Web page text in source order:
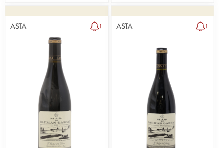
ASTA 1 ASTA 1